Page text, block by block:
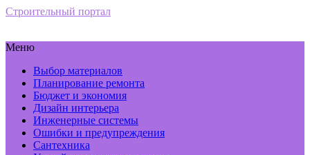
Строительный портал
Меню
Выбор материалов
Планирование ремонта
Бюджет и экономия
Дизайн интерьера
Инженерные системы
Ошибки и предупреждения
Сантехника